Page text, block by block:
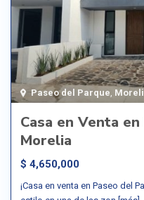
Paseo del Parque,
Casa en Venta
Morelia
$ 4,650,000
¡Casa en venta en Paseo del